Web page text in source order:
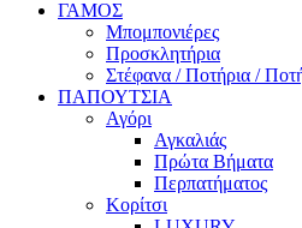
ΓΑΜΟΣ
Μπομπονιέρες
Προσκλητήρια
Στέφανα / Ποτήρια /
ΠΑΠΟΥΤΣΙΑ
Αγόρι
Αγκαλιάς
Πρώτα Βήματα
Περπατήματος
Κορίτσι